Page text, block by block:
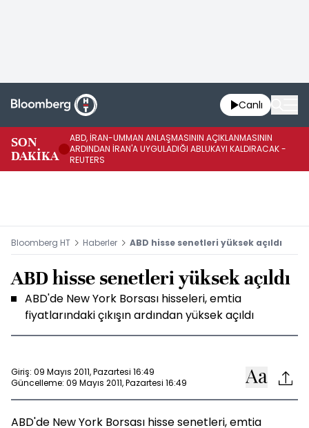
Canlı
SON
DAKİKA
ABD, İRAN-UMMAN ANLAŞMASININ AÇIKLANMASININ
ARDINDAN İRAN'A UYGULADIĞI ABLUKAYI KALDIRACAK -
REUTERS
Bloomberg HT Haberler ABD hisse senetleri yüksek açıldı
ABD hisse senetleri yüksek açıldı
ABD'de New York Borsası hisseleri, emtia
fiyatlarındaki çıkışın ardından yüksek açıldı
Giriş: 09 Mayıs 2011, Pazartesi 16:49
Güncelleme: 09 Mayıs 2011, Pazartesi 16:49
ABD'de New York Borsası hisse senetleri, emtia